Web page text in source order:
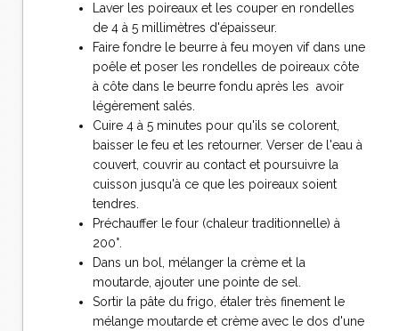
Laver les poireaux et les couper en rondelles
de 4 à 5 millimètres d'épaisseur.
Faire fondre le beurre à feu moyen vif dans une
poêle et poser les rondelles de poireaux côte
à côte dans le beurre fondu après les avoir
légèrement salés.
Cuire 4 à 5 minutes pour qu'ils se colorent,
baisser le feu et les retourner. Verser de l'eau à
couvert, couvrir au contact et poursuivre la
cuisson jusqu'à ce que les poireaux soient
tendres.
Préchauffer le four (chaleur traditionnelle) à
200°.
Dans un bol, mélanger la crème et la
moutarde, ajouter une pointe de sel.
Sortir la pâte du frigo, étaler très finement le
mélange moutarde et crème avec le dos d'une